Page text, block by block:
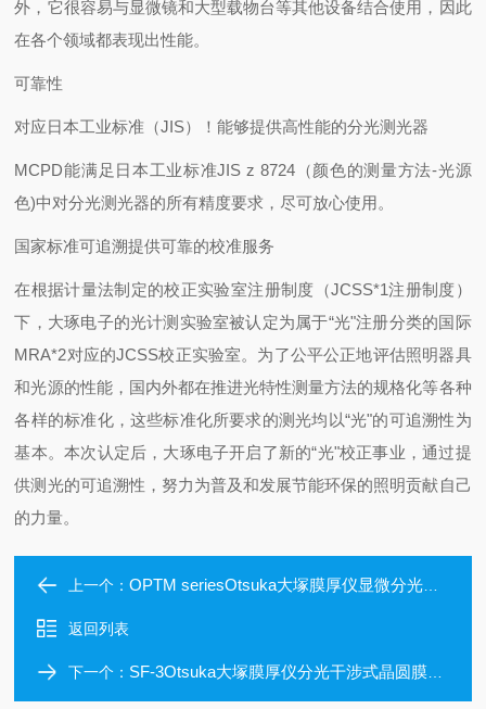
外，它很容易与显微镜和大型载物台等其他设备结合使用，因此
在各个领域都表现出性能。
可靠性
对应日本工业标准（JIS）！能够提供高性能的分光测光器
MCPD能满足日本工业标准JIS z 8724（颜色的测量方法-光源
色)中对分光测光器的所有精度要求，尽可放心使用。
国家标准可追溯提供可靠的校准服务
在根据计量法制定的校正实验室注册制度（JCSS*1注册制度）
下，大琢电子的光计测实验室被认定为属于“光"注册分类的国际
MRA*2对应的JCSS校正实验室。为了公平公正地评估照明器具
和光源的性能，国内外都在推进光特性测量方法的规格化等各种
各样的标准化，这些标准化所要求的测光均以“光"的可追溯性为
基本。本次认定后，大琢电子开启了新的“光"校正事业，通过提
供测光的可追溯性，努力为普及和发展节能环保的照明贡献自己
的力量。
上一个：OPTM seriesOtsuka大塚膜厚仪显微分光膜厚仪
返回列表
下一个： SF-3Otsuka大塚膜厚仪分光干涉式晶圆膜厚仪